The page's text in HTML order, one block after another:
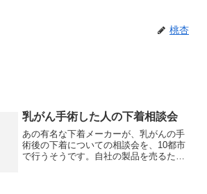
桃杏
乳がん手術した人の下着相談会
あの有名な下着メーカーが、乳がんの手
術後の下着についての相談会を、10都市
で行うそうです。自社の製品を売るため